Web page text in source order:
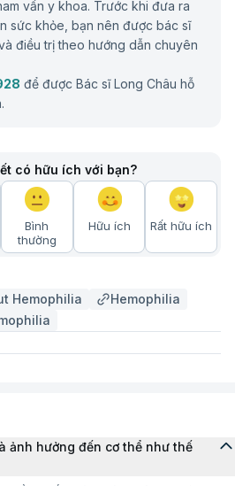
nồng độ yếu tố đông máu ở
Không chỉ người mắc bệnh, một
cũng có thể có nồng độ yếu
hơn bình thường, dẫn đến
bất thường trong một số tình
là do đột biến gen quy định sản xuất
bệnh Hemophilia?
loạn di truyền nên nguy cơ
vấn y khoa. Trước khi đưa ra
sức khỏe, bạn nên được bác sĩ
điều trị theo hướng dẫn chuyên
để được Bác sĩ Long Châu hỗ
có hữu ích với bạn?
Bình
thường
Hữu ích Rất hữu ích
Hemophilia
Hemophilia
ảnh hưởng đến cơ thể như thế